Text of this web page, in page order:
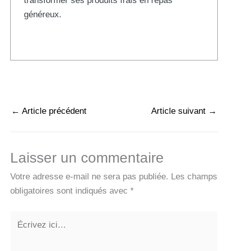
généreux.
← Article précédent Article suivant →
Laisser un commentaire
Votre adresse e-mail ne sera pas publiée. Les champs
obligatoires sont indiqués avec *